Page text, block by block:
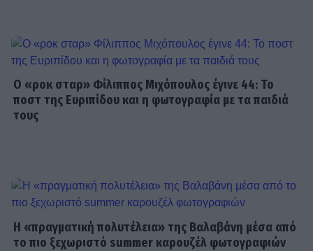
Ρίκα Διαλυνά: Η διεθνής Ελληνίδα
που κατέκτησε τα πλατό, τα
καλλιστεία και τις καρδιές μας
GOSSIP SPECIALS
MEDIA
Γιώργος Κουβαράς: «Θα παραμείνω
Ο «ροκ σταρ» Φίλιππος Μιχόπουλος έγινε 44: Το
ποστ της Ευριπίδου και η φωτογραφία με τα παιδιά
τους
Η «πραγματική πολυτέλεια» της Βαλαβάνη μέσα από
το πιο ξεχωριστό summer καρουζέλ φωτογραφιών